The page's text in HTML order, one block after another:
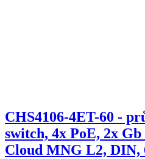
CHS4106-4ET-60 -
switch, 4x PoE, 2x
Cloud MNG L2, DIN,